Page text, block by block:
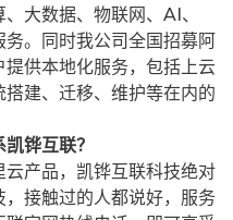
大数据、物联网、AI、
。同时我公司全国招募阿
供本地化服务，包括上云
建、迁移、维护等在内的
铧互联？
产品，凯铧互联科技绝对
接触过的人都说好，服务